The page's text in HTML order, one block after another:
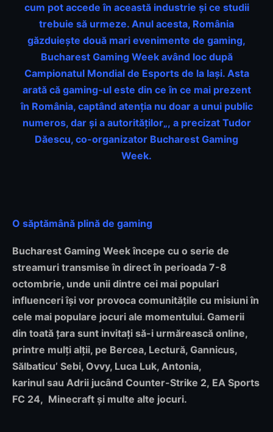
cum pot accede în această industrie și ce studii
trebuie să urmeze. Anul acesta, România
găzduiește două mari evenimente de gaming,
Bucharest Gaming Week având loc după
Campionatul Mondial de Esports de la Iași. Asta
arată că gaming-ul este din ce în ce mai prezent
în România, captând atenția nu doar a unui public
numeros, dar și a autorităților„, a precizat Tudor
Dăescu, co-organizator Bucharest Gaming
Week.
O săptămână plină de gaming
Bucharest Gaming Week începe cu o serie de
streamuri transmise în direct în perioada 7-8
octombrie, unde unii dintre cei mai populari
influenceri își vor provoca comunitățile cu misiuni în
cele mai populare jocuri ale momentului. Gamerii
din toată țara sunt invitați să-i urmărească online,
printre mulți alții, pe Bercea, Lectură, Gannicus,
Sălbaticu’ Sebi, Ovvy, Luca Luk, Antonia,
karinul sau Adrii jucând Counter-Strike 2, EA Sports
FC 24, Minecraft și multe alte jocuri.